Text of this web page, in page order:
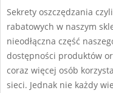
Sekrety oszczędzania
rabatowych w naszym
nieodłączna część
dostępności produktów
coraz więcej osób
sieci. Jednak nie każdy